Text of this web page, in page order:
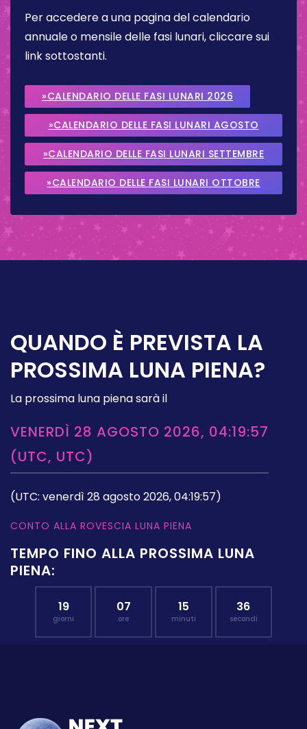
Per accedere a una pagina del calendario
annuale o mensile delle fasi lunari, cliccare sui
link sottostanti.
»CALENDARIO DELLE FASI LUNARI 2026
»CALENDARIO DELLE FASI LUNARI AGOSTO
2026
»CALENDARIO DELLE FASI LUNARI SETTEMBRE
2026
»CALENDARIO DELLE FASI LUNARI OTTOBRE
QUANDO È PREVISTA LA
PROSSIMA LUNA PIENA?
La prossima luna piena sarà il
VENERDÌ 28 AGOSTO 2026, 04:19:57
(UTC, UTC)
(UTC: venerdì 28 agosto 2026, 04:19:57)
CONTO ALLA ROVESCIA LUNA PIENA
TEMPO FINO ALLA PROSSIMA LUNA
PIENA:
19
giorni
07
ore
15
minuti
36
secondi